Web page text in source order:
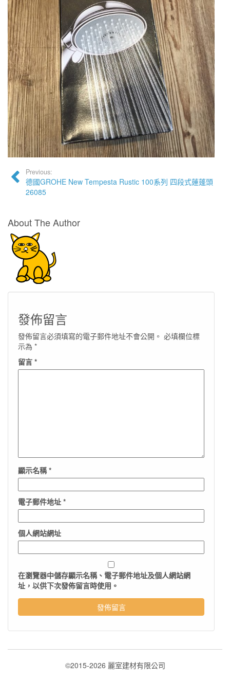
Previous:
德國GROHE New Tempesta Rustic 100系列 四段式蓮蓬頭
26085
About The Author
發佈留言
發佈留言必須填寫的電子郵件地址不會公開。 必填欄位標
示為 *
留言 *
顯示名稱*
電子郵件地址 *
個人網站網址
在瀏覽器中儲存顯示名稱、電子郵件地址及個人網站網
址，以供下次發佈留言時使用。
©2015-2026 麗室建材有限公司